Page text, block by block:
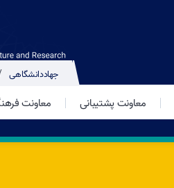
جهاددانشگاهی
معاونت پشتیبانی معاونت